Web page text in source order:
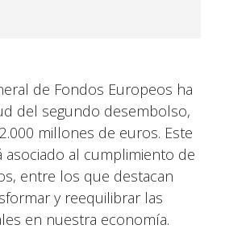
de Fondos Europeos ha
del segundo desembolso,
millones de euros. Este
al cumplimiento de
entre los que destacan
y reequilibrar las
en nuestra economía.